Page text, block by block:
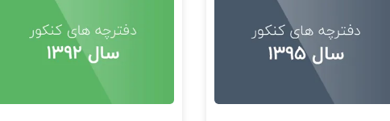
تی
سال 1395
دانلود دفترچه
تی
سال 1392